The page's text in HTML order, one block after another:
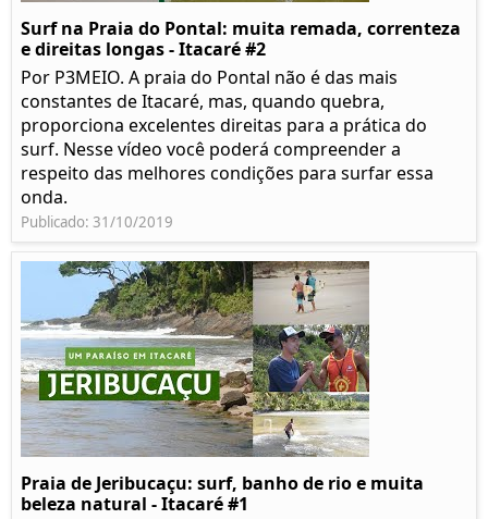
Surf na Praia do Pontal: muita remada, correnteza
e direitas longas - Itacaré #2
Por P3MEIO. A praia do Pontal não é das mais
constantes de Itacaré, mas, quando quebra,
proporciona excelentes direitas para a prática do
surf. Nesse vídeo você poderá compreender a
respeito das melhores condições para surfar essa
onda.
Publicado: 31/10/2019
Praia de Jeribucaçu: surf, banho de rio e muita
beleza natural - Itacaré #1